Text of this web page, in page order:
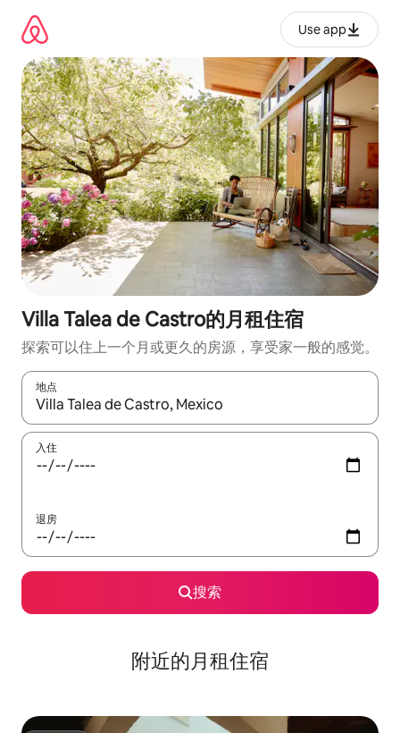
Use app
Villa Talea de Castro的月租住宿
探索可以住上一个月或更久的房源，享受家一般的感觉。
地点
如有搜索结果，请使用上下方向键查看，或通过点击或滑动手势
入住
退房
搜索
附近的月租住宿